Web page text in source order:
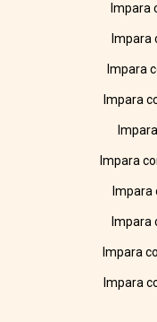
Impara
Impara
Impara
Impara
Impara
Impara
Impara
Impara
Impara